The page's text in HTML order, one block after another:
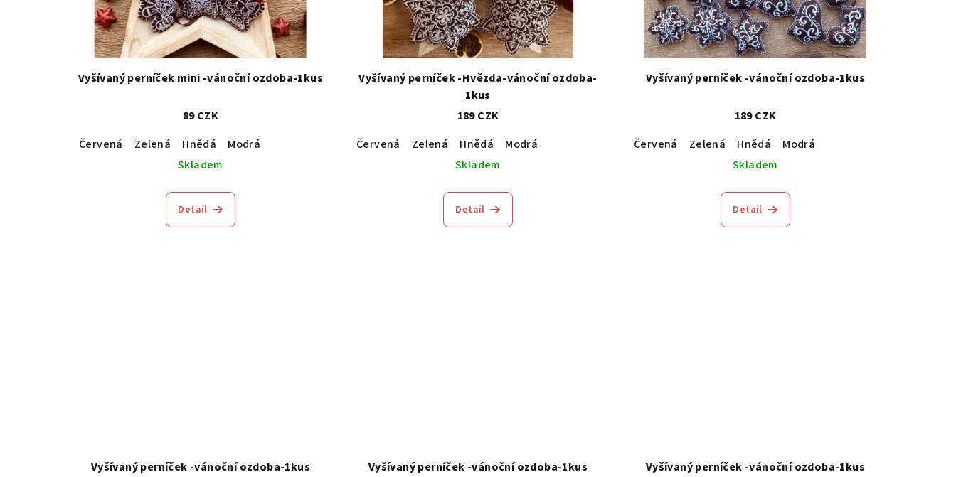
k
ů
d
k
Vyšívaný perníček mini -vánoční ozdoba-1kus
89 CZK
Červená
Zelená Hnědá
Modrá
Skladem
Detail
Vyšívaný perníček -Hvězda-vánoční ozdoba-
1kus
189 CZK
Červená
Zelená Hnědá
Modrá
Skladem
Detail
Vyšívaný perníček -vánoční ozdoba-1kus
189 CZK
Červená
Zelená Hnědá
Modrá
Skladem
Detail
Vyšívaný perníček -vánoční ozdoba-1kus Vyšívaný perníček -vánoční ozdoba-1kus Vyšívaný perníček -vánoční ozdoba-1kus